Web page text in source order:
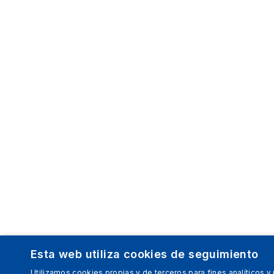
Esta web utiliza cookies de seguimiento